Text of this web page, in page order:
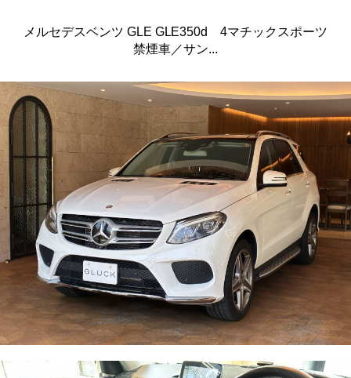
メルセデスベンツ GLE GLE350d 4マチックスポーツ
禁煙車／サン...